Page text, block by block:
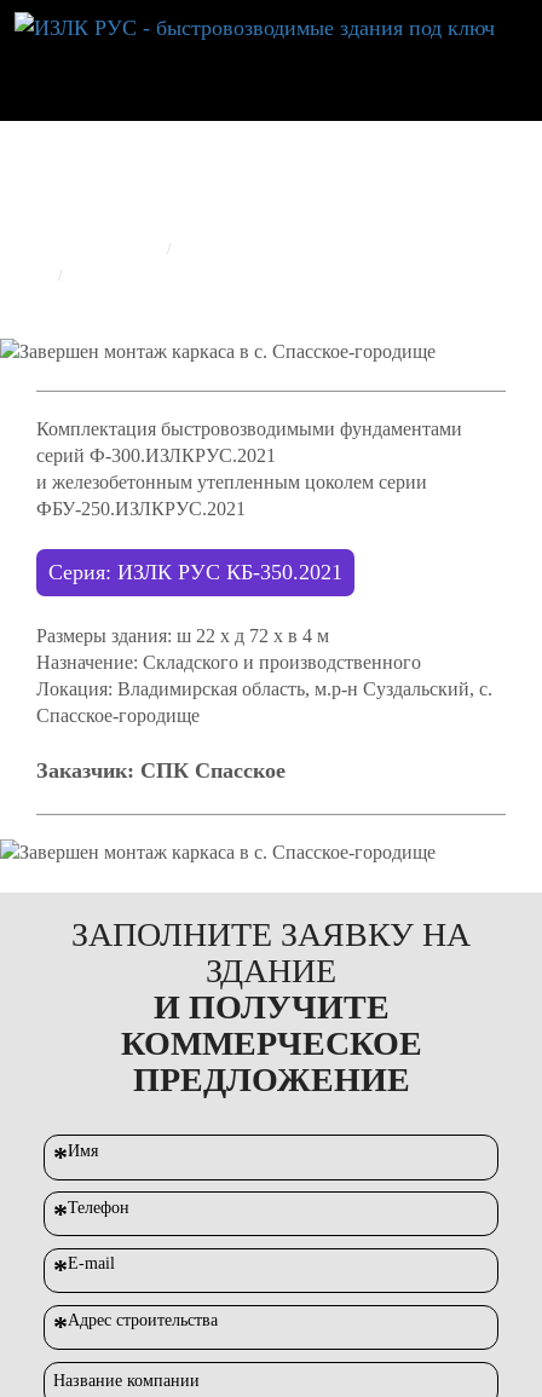
Комплектация быстровозводимыми фундаментами
серий Ф-300.ИЗЛКРУС.2021
и железобетонным утепленным цоколем серии
ФБУ-250.ИЗЛКРУС.2021
Серия: ИЗЛК РУС КБ-350.2021
Размеры здания: ш 22 х д 72 х в 4 м
Назначение: Складского и производственного
Локация: Владимирская область, м.р-н Суздальский, с.
Спасское-городище
Заказчик: СПК Спасское
ЗАПОЛНИТЕ ЗАЯВКУ НА
ЗДАНИЕ
И ПОЛУЧИТЕ
КОММЕРЧЕСКОЕ
ПРЕДЛОЖЕНИЕ
*Имя
*Телефон
*E-mail
*Адрес строительства
Название компании